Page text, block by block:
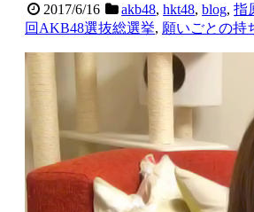
2017/6/16 akb48,hkt48,blog,指
回AKB48選抜総選挙, 願いごとの持